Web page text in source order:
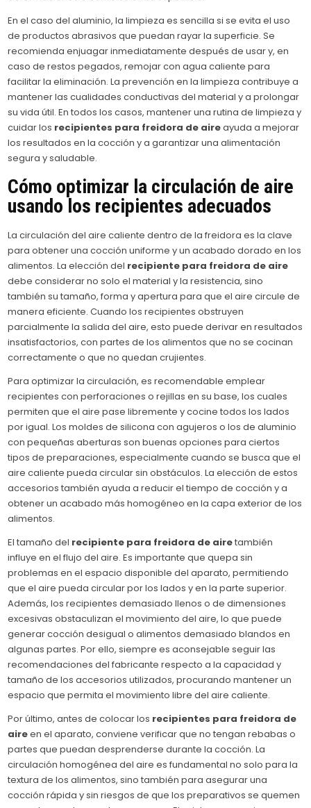
En el caso del aluminio, la limpieza es sencilla si se evita el uso
de productos abrasivos que puedan rayar la superficie. Se
recomienda enjuagar inmediatamente después de usar y, en
caso de restos pegados, remojar con agua caliente para
facilitar la eliminación. La prevención en la limpieza contribuye a
mantener las cualidades conductivas del material y a prolongar
su vida útil. En todos los casos, mantener una rutina de limpieza y
cuidar los recipientes para freidora de aireayuda a mejorar
los resultados en la cocción y a garantizar una alimentación
segura y saludable.
Cómo optimizar la circulación de aire
usando los recipientes adecuados
La circulación del aire caliente dentro de la freidora es la clave
para obtener una cocción uniforme y un acabado dorado en los
alimentos. La elección del recipiente para freidora de aire
debe considerar no solo el material y la resistencia, sino
también su tamaño, forma y apertura para que el aire circule de
manera eficiente. Cuando los recipientes obstruyen
parcialmente la salida del aire, esto puede derivar en resultados
insatisfactorios, con partes de los alimentos que no se cocinan
correctamente o que no quedan crujientes.
Para optimizar la circulación, es recomendable emplear
recipientes con perforaciones o rejillas en su base, los cuales
permiten que el aire pase libremente y cocine todos los lados
por igual. Los moldes de silicona con agujeros o los de aluminio
con pequeñas aberturas son buenas opciones para ciertos
tipos de preparaciones, especialmente cuando se busca que el
aire caliente pueda circular sin obstáculos. La elección de estos
accesorios también ayuda a reducir el tiempo de cocción y a
obtener un acabado más homogéneo en la capa exterior de los
alimentos.
El tamaño del recipiente para freidora de airetambién
influye en el flujo del aire. Es importante que quepa sin
problemas en el espacio disponible del aparato, permitiendo
que el aire pueda circular por los lados y en la parte superior.
Además, los recipientes demasiado llenos o de dimensiones
excesivas obstaculizan el movimiento del aire, lo que puede
generar cocción desigual o alimentos demasiado blandos en
algunas partes. Por ello, siempre es aconsejable seguir las
recomendaciones del fabricante respecto a la capacidad y
tamaño de los accesorios utilizados, procurando mantener un
espacio que permita el movimiento libre del aire caliente.
Por último, antes de colocar los recipientes para freidora de
aireen el aparato, conviene verificar que no tengan rebabas o
partes que puedan desprenderse durante la cocción. La
circulación homogénea del aire es fundamental no solo para la
textura de los alimentos, sino también para asegurar una
cocción rápida y sin riesgos de que los preparativos se quemen